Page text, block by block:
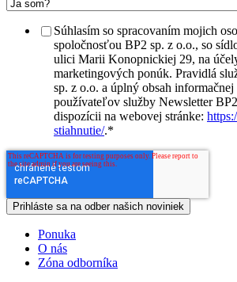
Súhlasím so spracovaním mojich
spoločnosťou BP2 sp. z o.o., so
ulici Marii Konopnickiej 29, na
marketingových ponúk. Pravidlá
sp. z o.o. a úplný obsah
používateľov služby Newsletter
dispozícii na webovej stránke:
stiahnutie/.*
Ponuka
O nás
Zóna odborníka